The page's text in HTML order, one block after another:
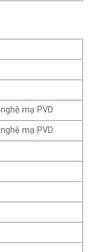
mạ PVD
mạ PVD